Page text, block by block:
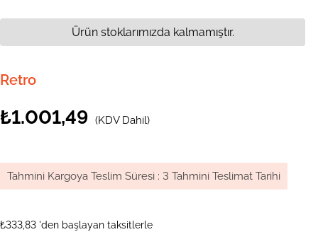
Retro
₺1.001,49 (KDV Dahil)
Tahmini Kargoya Teslim Süresi : 3 Tahmini Teslimat Tarihi
₺333,83 'den başlayan taksitlerle
Ürün stoklarımızda kalmamıştır.